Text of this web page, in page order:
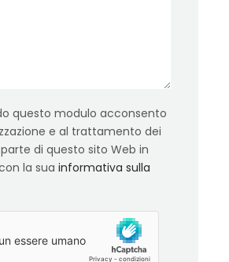
questo modulo acconsento
e al trattamento dei
di questo sito Web in
la sua informativa sulla